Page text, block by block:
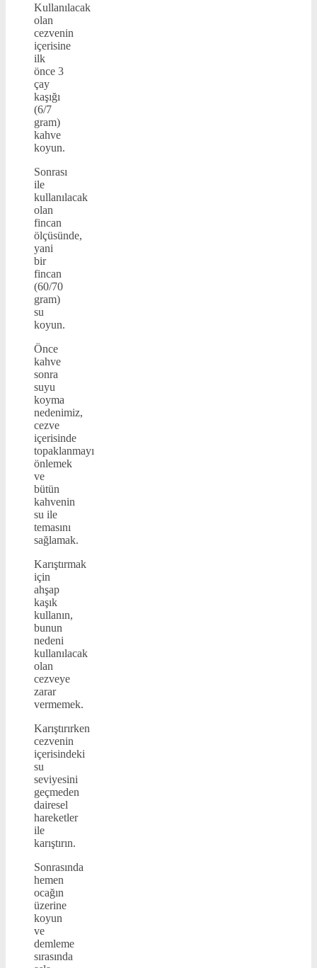
Kullanılacak
olan
cezvenin
içerisine
ilk
önce 3
çay
kaşığı
(6/7
gram)
kahve
koyun.
Sonrası
ile
kullanılacak
olan
fincan
ölçüsünde,
yani
bir
fincan
(60/70
gram)
su
koyun.
Önce
kahve
sonra
suyu
koyma
nedenimiz,
cezve
içerisinde
topaklanmayı
önlemek
ve
bütün
kahvenin
su ile
temasını
sağlamak.
Karıştırmak
için
ahşap
kaşık
kullanın,
bunun
nedeni
kullanılacak
olan
cezveye
zarar
vermemek.
Karıştırırken
cezvenin
içerisindeki
su
seviyesini
geçmeden
dairesel
hareketler
ile
karıştırın.
Sonrasında
hemen
ocağın
üzerine
koyun
ve
demleme
sırasında